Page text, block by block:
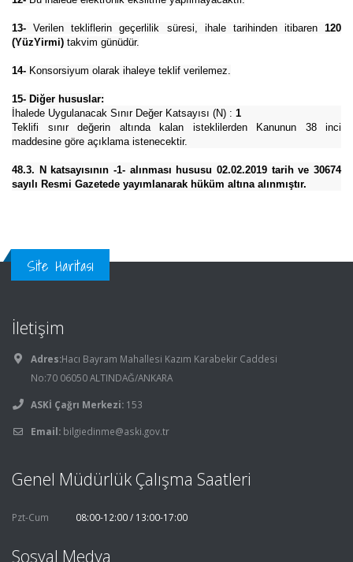
13- Verilen tekliflerin geçerlilik süresi, ihale tarihinden itibaren 120
(YüzYirmi) takvim günüdür.
14- Konsorsiyum olarak ihaleye teklif verilemez.
15- Diğer hususlar:
İhalede Uygulanacak Sınır Değer Katsayısı (N) : 1
Teklifi sınır değerin altında kalan isteklilerden Kanunun 38 inci
maddesine göre açıklama istenecektir.
48.3. N katsayısının -1- alınması hususu 02.02.2019 tarih ve 30674
sayılı Resmi Gazetede yayımlanarak hüküm altına alınmıştır.
Site Haritası
İletişim
Adres:Hacı Bayram Mahallesi Kazım Karabekir Caddesi
No:70 06050 ALTINDAĞ/ANKARA
ASKİ Çağrı Merkezi: 153
Email: bilgiedinme@aski.gov.tr
Genel Müdürlük Çalışma Saatleri
Pzt-Cum 08:00-12:00 / 13:00-17:00
Sosyal Medya